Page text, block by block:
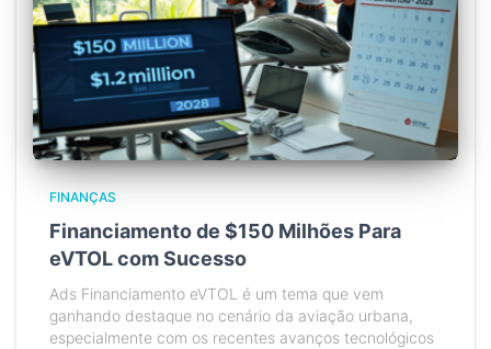
FINANÇAS
Financiamento de $150 Milhões Para
eVTOL com Sucesso
Ads Financiamento eVTOL é um tema que vem
ganhando destaque no cenário da aviação urbana,
especialmente com os recentes avanços tecnológicos